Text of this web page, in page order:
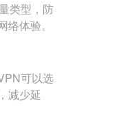
类型，防
体验。
可以选
减少延